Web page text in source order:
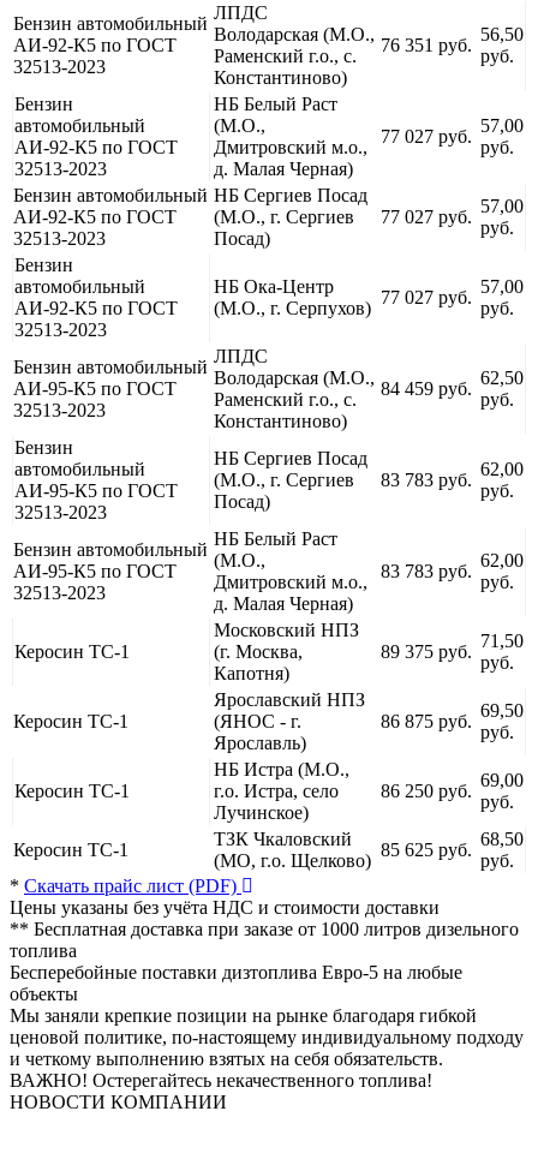
Бензин автомобильный
АИ-92-К5 по ГОСТ
32513-2023
ЛПДС
Володарская (М.О.,
Раменский г.о., с.
Константиново)
76 351 руб.
56,50
руб.
Бензин
автомобильный
АИ-92-К5 по ГОСТ
32513-2023
НБ Белый Раст
(М.О.,
Дмитровский м.о.,
д. Малая Черная)
77 027 руб.
57,00
руб.
Бензин автомобильный
АИ-92-К5 по ГОСТ
32513-2023
НБ Сергиев Посад
(М.О., г. Сергиев
Посад)
77 027 руб.
57,00
руб.
Бензин
автомобильный
АИ-92-К5 по ГОСТ
32513-2023
НБ Ока-Центр
(М.О., г. Серпухов)
77 027 руб.
57,00
руб.
Бензин автомобильный
АИ-95-К5 по ГОСТ
32513-2023
ЛПДС
Володарская (М.О.,
Раменский г.о., с.
Константиново)
84 459 руб.
62,50
руб.
Бензин
автомобильный
АИ-95-К5 по ГОСТ
32513-2023
НБ Сергиев Посад
(М.О., г. Сергиев
Посад)
83 783 руб.
62,00
руб.
Бензин автомобильный
АИ-95-К5 по ГОСТ
32513-2023
НБ Белый Раст
(М.О.,
Дмитровский м.о.,
д. Малая Черная)
83 783 руб.
62,00
руб.
Керосин ТС-1
Московский НПЗ
(г. Москва,
Капотня)
89 375 руб.
71,50
руб.
Керосин ТС-1
Ярославский НПЗ
(ЯНОС - г.
Ярославль)
86 875 руб.
69,50
руб.
Керосин ТС-1
НБ Истра (М.О.,
г.о. Истра, село
Лучинское)
86 250 руб.
69,00
руб.
Керосин ТС-1
ТЗК Чкаловский
(МО, г.о. Щелково)
85 625 руб.
68,50
руб.
* Скачать прайс лист (PDF)
Цены указаны без учёта НДС и стоимости доставки
** Бесплатная доставка при заказе от 1000 литров дизельного
топлива
Бесперебойные поставки дизтоплива Евро-5 на любые
объекты
Мы заняли крепкие позиции на рынке благодаря гибкой
ценовой политике, по-настоящему индивидуальному подходу
и четкому выполнению взятых на себя обязательств.
ВАЖНО! Остерегайтесь некачественного топлива!
НОВОСТИ КОМПАНИИ